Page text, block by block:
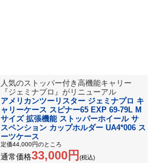
人気のストッパー付き高機能キャリー
『ジェミナプロ』がリニューアル
アメリカンツーリスター ジェミナプロ キ
ャリーケース スピナー65 EXP 69-79L M
サイズ 拡張機能 ストッパーホイール サ
スペンション カップホルダー UA4*006 ス
ーツケース
定価44,000円のところ
通常価格33,000円 (税込)